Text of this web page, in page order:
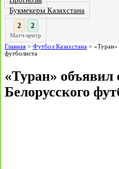
Букмекеры Казахстана
3 : 3
Матч-центр
Главная > Футбол Казахстана > «Туран»
футболиста
«Туран» объявил
Белорусского